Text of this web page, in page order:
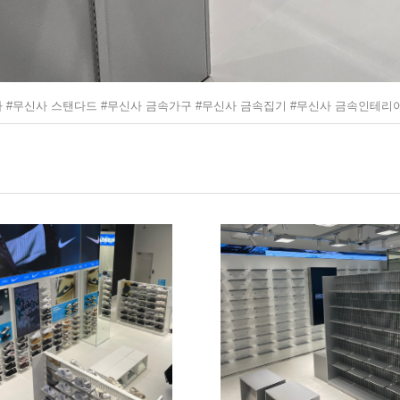
#무신사 스탠다드 #무신사 금속가구 #무신사 금속집기 #무신사 금속인테리